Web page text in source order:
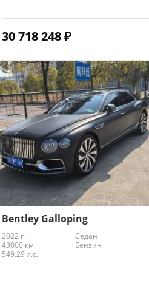
30 718 248₽
Bentley Galloping
2022 г.
Седан
43000 км.
Бензин
549.29 л.с.